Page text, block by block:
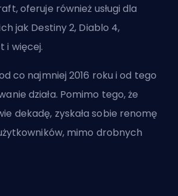
oferuje również usługi dla
jak Destiny 2, Diablo 4,
i więcej.
co najmniej 2016 roku i od tego
działa. Pomimo tego, że
dekadę, zyskała sobie renomę
mimo drobnych